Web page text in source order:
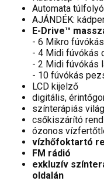
Automata
AJÁNDÉK:
E-Drive™
- 6 Mikro
- 4 Midi fúvókás
- 2 Midi fúvókás
- 10 fúvókás
LCD kijelző
digitális,
színterápiás
csőkiszárító
ózonos
vízhőfoktartó
FM rádió
exkluzív
oldalán